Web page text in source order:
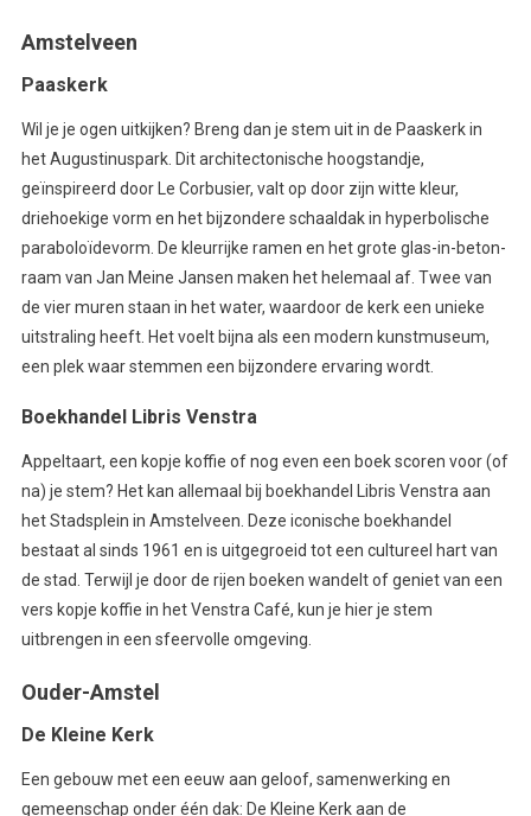
Amstelveen
Paaskerk
Wil je je ogen uitkijken? Breng dan je stem uit in de Paaskerk in
het Augustinuspark. Dit architectonische hoogstandje,
geïnspireerd door Le Corbusier, valt op door zijn witte kleur,
driehoekige vorm en het bijzondere schaaldak in hyperbolische
paraboloïdevorm. De kleurrijke ramen en het grote glas-in-beton-
raam van Jan Meine Jansen maken het helemaal af. Twee van
de vier muren staan in het water, waardoor de kerk een unieke
uitstraling heeft. Het voelt bijna als een modern kunstmuseum,
een plek waar stemmen een bijzondere ervaring wordt.
Boekhandel Libris Venstra
Appeltaart, een kopje koffie of nog even een boek scoren voor (of
na) je stem? Het kan allemaal bij boekhandel Libris Venstra aan
het Stadsplein in Amstelveen. Deze iconische boekhandel
bestaat al sinds 1961 en is uitgegroeid tot een cultureel hart van
de stad. Terwijl je door de rijen boeken wandelt of geniet van een
vers kopje koffie in het Venstra Café, kun je hier je stem
uitbrengen in een sfeervolle omgeving.
Ouder-Amstel
De Kleine Kerk
Een gebouw met een eeuw aan geloof, samenwerking en
gemeenschap onder één dak: De Kleine Kerk aan de